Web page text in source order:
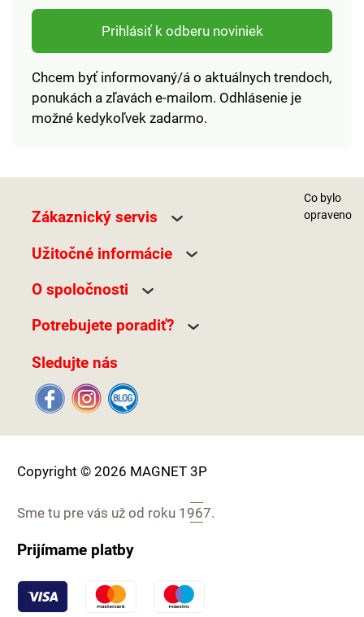
Prihlásiť k odberu noviniek
Chcem byť informovaný/á o aktuálnych trendoch,
ponukách a zľavách e-mailom. Odhlásenie je
možné kedykoľvek zadarmo.
Zákaznický servis
Užitočné informácie
O spoločnosti
Potrebujete poradiť?
Sledujte nás
Co bylo
opraveno
Copyright © 2026 MAGNET 3P
Sme tu pre vás už od roku 1967.
Prijímame platby